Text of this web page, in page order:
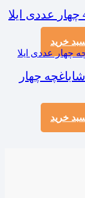
خرید
تایم لس بلند 520055 پاشاباغچه چهار
خرید